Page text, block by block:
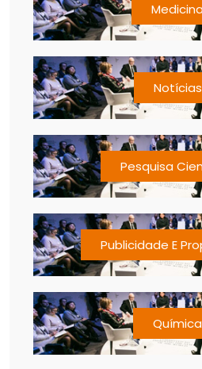
Notícias
Pesquisa
Publicidade E
Química